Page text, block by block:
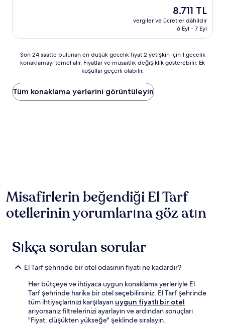
Güncel
fiyat:
8.711 TL
8.711 TL
vergiler ve ücretler dâhildir
6 Eyl - 7 Eyl
Son
bulunan
en
düşük
alır.
Fiyatlar
ve
müsaitlik
Ek
koşullar
olabilir.
Son 24 saatte bulunan en düşük gecelik fiyat 2 yetişkin için 1 gecelik
konaklamayı temel alır. Fiyatlar ve müsaitlik değişiklik gösterebilir. Ek
koşullar geçerli olabilir.
Tüm konaklama yerlerini görüntüleyin
Misafirlerin beğendiği El Tarf
otellerinin yorumlarına göz atın
Sıkça sorulan sorular
El Tarf şehrinde bir otel odasının fiyatı ne kadardır?
Her bütçeye ve ihtiyaca uygun konaklama yerleriyle El
Tarf şehrinde harika bir otel seçebilirsiniz. El Tarf şehrinde
tüm ihtiyaçlarınızı karşılayan uygun fiyatlı bir otel
arıyorsanız filtrelerinizi ayarlayın ve ardından sonuçları
"Fiyat: düşükten yükseğe" şeklinde sıralayın.